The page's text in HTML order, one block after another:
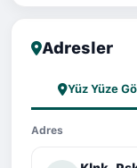
Adresler
Yüz Yüze
Adres